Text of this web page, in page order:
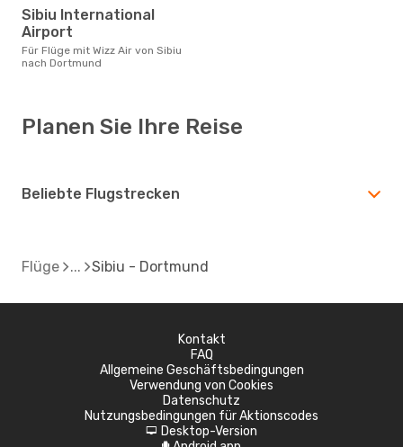
Sibiu International
Airport
Für Flüge mit Wizz Air von Sibiu
nach Dortmund
Planen Sie Ihre Reise
Beliebte Flugstrecken
Flüge Sibiu - Dortmund
Kontakt
FAQ
Allgemeine Geschäftsbedingungen
Verwendung von Cookies
Datenschutz
Nutzungsbedingungen für Aktionscodes
d Desktop-Version